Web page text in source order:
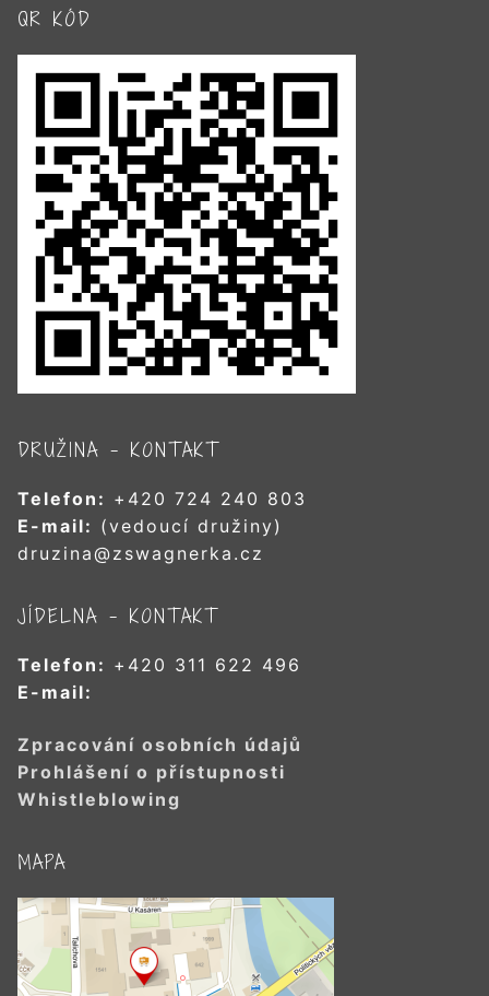
QR KÓD
DRUŽINA – KONTAKT
Telefon: +420 724 240 803
E-mail: (vedoucí družiny)
druzina@zswagnerka.cz
JÍDELNA – KONTAKT
Telefon: +420 311 622 496
E-mail:
Zpracování osobních údajů
Prohlášení o přístupnosti
Whistleblowing
MAPA